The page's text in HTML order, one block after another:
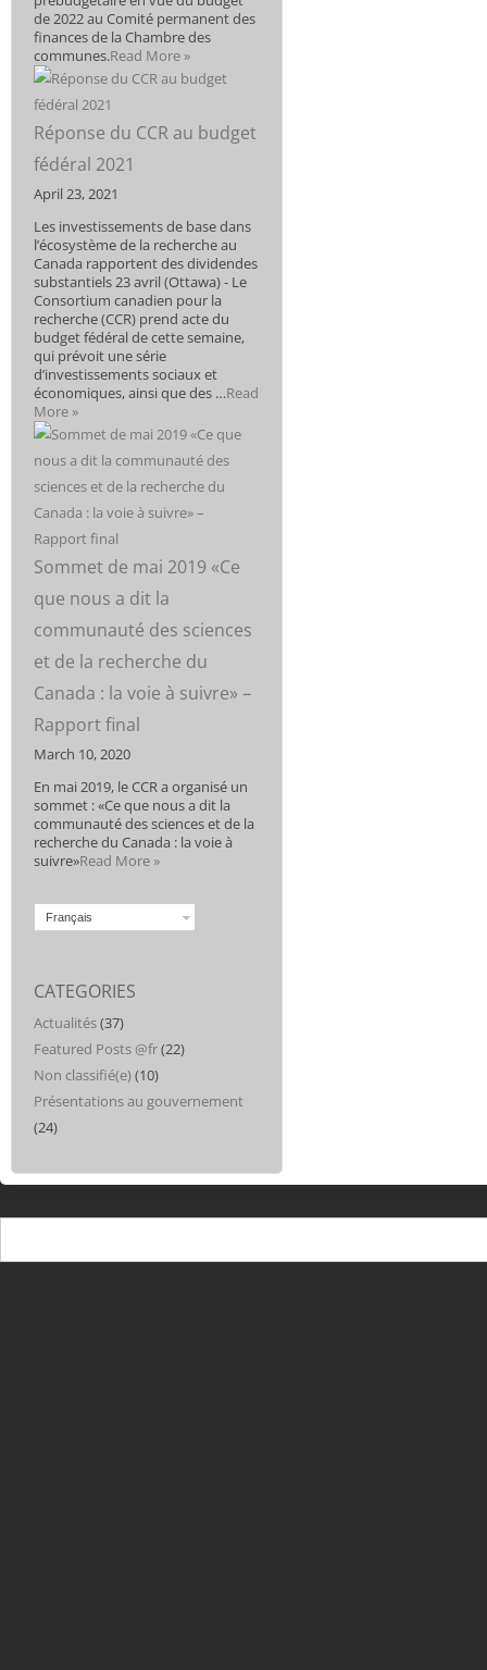
de 2022 au Comité permanent des
finances de la Chambre des
communes.Read More »
Réponse du CCR au budget
fédéral 2021
April 23, 2021
Les investissements de base dans
l’écosystème de la recherche au
Canada rapportent des dividendes
substantiels 23 avril (Ottawa) - Le
Consortium canadien pour la
recherche (CCR) prend acte du
budget fédéral de cette semaine,
qui prévoit une série
d’investissements sociaux et
économiques, ainsi que des …Read
More »
Sommet de mai 2019 «Ce
que nous a dit la
communauté des sciences
et de la recherche du
Canada : la voie à suivre» –
Rapport final
March 10, 2020
En mai 2019, le CCR a organisé un
sommet : «Ce que nous a dit la
communauté des sciences et de la
recherche du Canada : la voie à
suivre»Read More »
Français
CATEGORIES
Actualités(37)
Featured Posts @fr(22)
Non classifié(e)(10)
Présentations au gouvernement
(24)